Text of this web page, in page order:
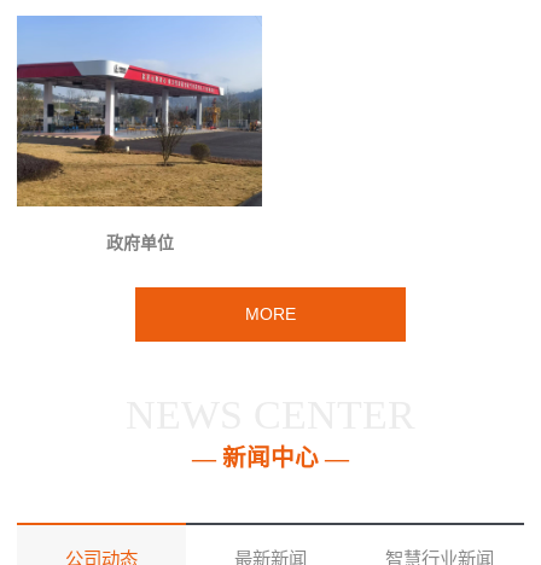
政府单位
MORE
— 新闻中心 —
公司动态 最新新闻 智慧行业新闻